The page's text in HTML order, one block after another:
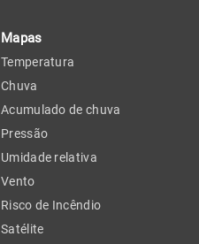
Mapas
Temperatura
Chuva
Acumulado de chuva
Pressão
Umidade relativa
Vento
Risco de Incêndio
Satélite